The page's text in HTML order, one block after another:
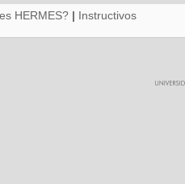
HERMES? | Instructivos